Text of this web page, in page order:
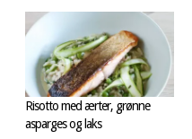
Risotto med ærter, grønne
asparges og laks